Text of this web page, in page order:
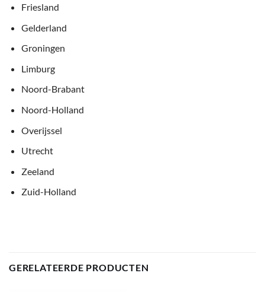
Friesland
Gelderland
Groningen
Limburg
Noord-Brabant
Noord-Holland
Overijssel
Utrecht
Zeeland
Zuid-Holland
GERELATEERDE PRODUCTEN